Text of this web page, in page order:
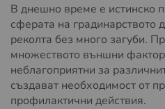
В днешно време е истинско
сферата на градинарството
реколта без много загуби.
множеството външни
неблагоприятни за
създават необходимост от
профилактични действия.